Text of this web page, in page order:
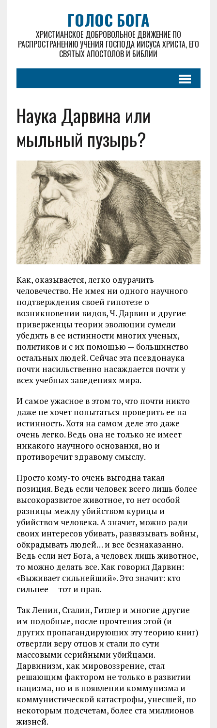
ГОЛОС БОГА
ХРИСТИАНСКОЕ ДОБРОВОЛЬНОЕ ДВИЖЕНИЕ ПО
РАСПРОСТРАНЕНИЮ УЧЕНИЯ ГОСПОДА ИИСУСА ХРИСТА, ЕГО
СВЯТЫХ АПОСТОЛОВ И БИБЛИИ
Наука Дарвина или
мыльный пузырь?
Как, оказывается, легко одурачить
человечество. Не имея ни одного научного
подтверждения своей гипотезе о
возникновении видов, Ч. Дарвин и другие
приверженцы теории эволюции сумели
убедить в ее истинности многих ученых,
политиков и с их помощью — большинство
остальных людей. Сейчас эта псевдонаука
почти насильственно насаждается почти у
всех учебных заведениях мира.
И самое ужасное в этом то, что почти никто
даже не хочет попытаться проверить ее на
истинность. Хотя на самом деле это даже
очень легко. Ведь она не только не имеет
никакого научного основания, но и
противоречит здравому смыслу.
Просто кому-то очень выгодна такая
позиция. Ведь если человек всего лишь более
высокоразвитое животное, то нет особой
разницы между убийством курицы и
убийством человека. А значит, можно ради
своих интересов убивать, развязывать войны,
обкрадывать людей… и все безнаказанно.
Ведь если нет Бога, а человек лишь животное,
то можно делать все. Как говорил Дарвин:
«Выживает сильнейший». Это значит: кто
сильнее — тот и прав.
Так Ленин, Сталин, Гитлер и многие другие
им подобные, после прочтения этой (и
других пропагандирующих эту теорию книг)
отвергли веру отцов и стали по сути
массовыми серийными убийцами.
Дарвинизм, как мировоззрение, стал
решающим фактором не только в развитии
нацизма, но и в появлении коммунизма и
коммунистической катастрофы, унесшей, по
некоторым подсчетам, более ста миллионов
жизней.